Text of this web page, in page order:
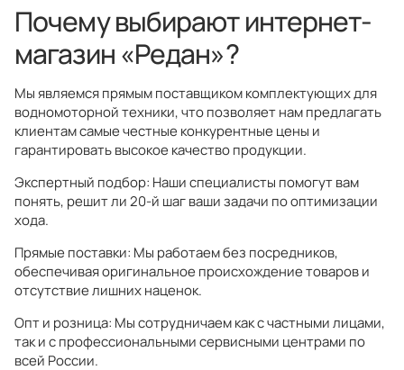
Почему выбирают интернет-
магазин «Редан»?
Мы являемся прямым поставщиком комплектующих для
водномоторной техники, что позволяет нам предлагать
клиентам самые честные конкурентные цены и
гарантировать высокое качество продукции.
Экспертный подбор: Наши специалисты помогут вам
понять, решит ли 20-й шаг ваши задачи по оптимизации
хода.
Прямые поставки: Мы работаем без посредников,
обеспечивая оригинальное происхождение товаров и
отсутствие лишних наценок.
Опт и розница: Мы сотрудничаем как с частными лицами,
так и с профессиональными сервисными центрами по
всей России.